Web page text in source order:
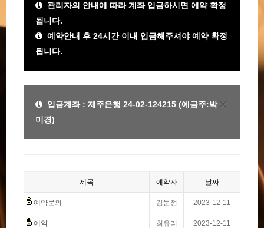
관리자의 안내에 따라 계좌 입금하시면 예약 확정
됩니다.
예약안내 후 24시간 이내 입금해주셔야 예약 확정
됩니다.
×
입금계좌 : 제주은행 24-02-124215 (예금주:박
미경)
제목 예약자 날짜
예약문의 김문정 2023-12-11
예약 최유리 2023-12-11